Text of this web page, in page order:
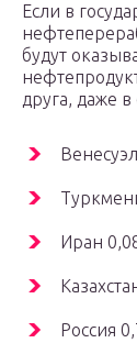
Если в
будут
друга, даже в
Иран
Россия